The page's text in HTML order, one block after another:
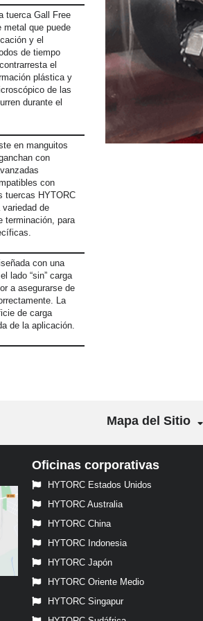
tuerca Gall Free
metal que puede
y el
de tiempo
el
plástica y
de las
durante el
en manguitos
con
con
tuercas HYTORC
de
terminación, para
con una
lado “sin” carga
a asegurarse de
La
de carga
de la aplicación.
Mapa del Sitio
Oficinas corporativas
HYTORC Estados Unidos
HYTORC Australia
HYTORC China
HYTORC Indonesia
HYTORC Japón
HYTORC Oriente Medio
HYTORC Singapur